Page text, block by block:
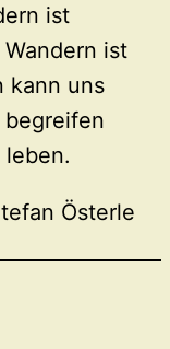
ist
ist
kann uns
Österle